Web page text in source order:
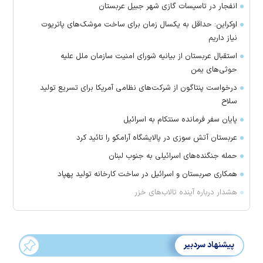
انفجار در تاسیسات گازی شهر جبیل عربستان
اوکراین: حداقل به یکسال زمان برای ساخت موشک‌های پاتریوت
نیاز داریم
استقبال عربستان از بیانیه شورای امنیت سازمان ملل علیه
حوثی‌های یمن
درخواست پنتاگون از شرکت‌های نظامی آمریکا برای تسریع تولید
سلاح
پایان سفر فرمانده سنتکام به اسرائیل
عربستان آتش سوزی در پالایشگاه آرامکو را تائید کرد
حمله جنگنده‌های اسرائیلی به جنوب لبنان
همکاری صربستان و اسرائیل در ساخت کارخانه تولید پهپاد
هشدار درباره آینده تالاب‌های خزر
پیشنهاد سردبیر